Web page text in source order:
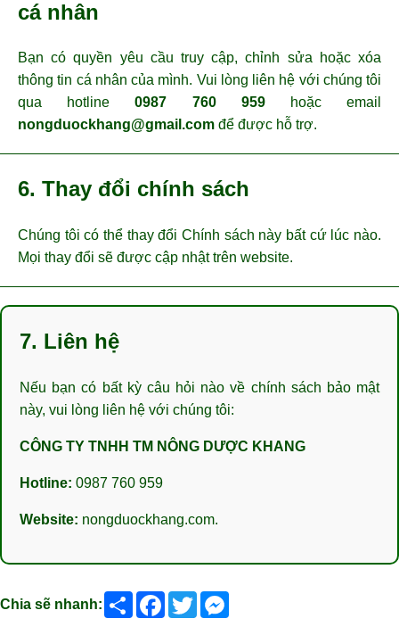
cá nhân
Bạn có quyền yêu cầu truy cập, chỉnh sửa hoặc xóa
thông tin cá nhân của mình. Vui lòng liên hệ với chúng tôi
qua hotline0987 760 959hoặc email
nongduockhang@gmail.com để được hỗ trợ.
6. Thay đổi chính sách
Chúng tôi có thể thay đổi Chính sách này bất cứ lúc nào.
Mọi thay đổi sẽ được cập nhật trên website.
7. Liên hệ
Nếu bạn có bất kỳ câu hỏi nào về chính sách bảo mật
này, vui lòng liên hệ với chúng tôi:
CÔNG TY TNHH TM NÔNG DƯỢC KHANG
Hotline: 0987 760 959
Website: nongduockhang.com.
Chia sẽ nhanh: ShareFacebook
Twitter